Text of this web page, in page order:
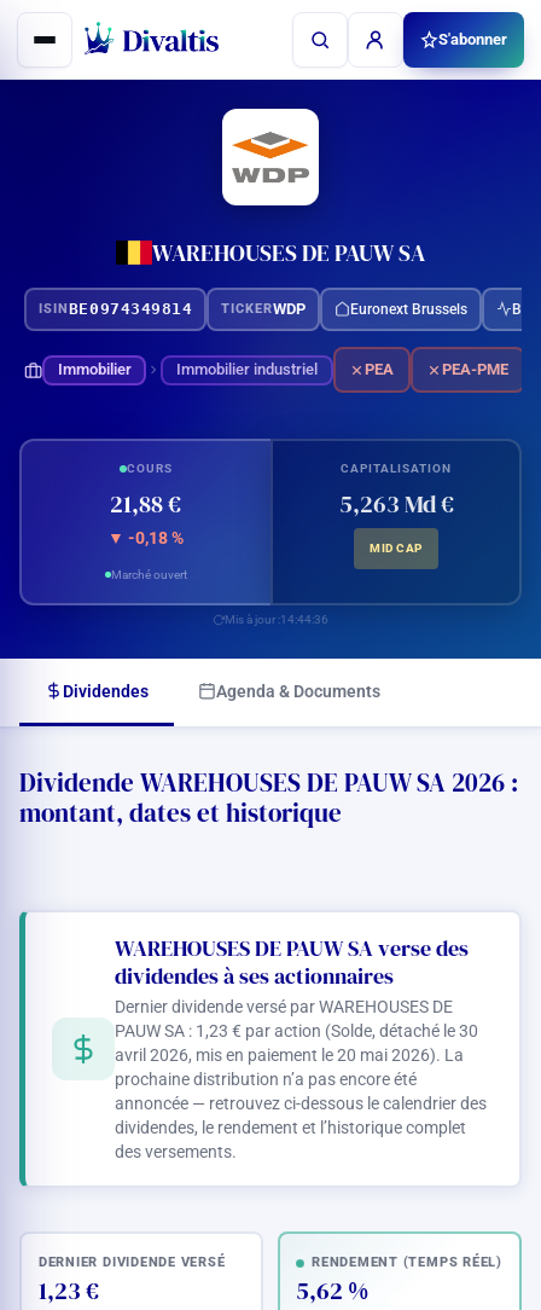
Aller
contenu
S'abonner
WAREHOUSES DE PAUW SA
ISINBE0974349814 TICKERWDP Euronext Brussels
Immobilier Immobilier industriel PEA PEA-PME
COURS
21,88 €
▼ -0,18 %
Marché ouvert
CAPITALISATION
5,263 Md €
MID CAP
Mis à jour :14:44:36
Dividendes Agenda & Documents
Dividende WAREHOUSES DE PAUW SA 2026 :
montant, dates et historique
WAREHOUSES DE PAUW SA verse des
dividendes à ses actionnaires
Dernier dividende versé par WAREHOUSES DE
PAUW SA : 1,23 € par action (Solde, détaché le 30
avril 2026, mis en paiement le 20 mai 2026). La
prochaine distribution n’a pas encore été
annoncée — retrouvez ci-dessous le calendrier des
dividendes, le rendement et l’historique complet
des versements.
DERNIER DIVIDENDE VERSÉ
1,23 €
RENDEMENT (TEMPS RÉEL)
5,62 %